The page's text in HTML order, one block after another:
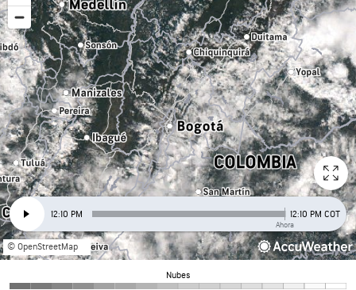
12:10 PM
Ahora
12:10 PM COT
© OpenStreetMap
Nubes